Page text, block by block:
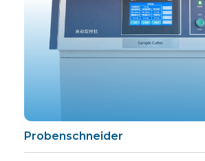
Probenschneider